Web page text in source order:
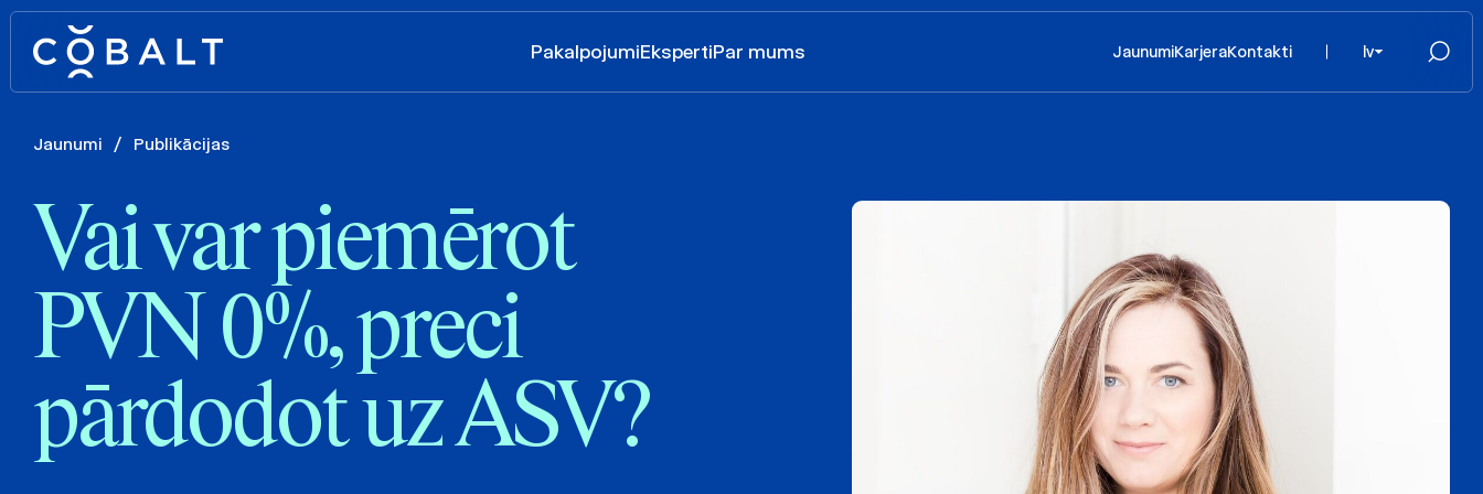
PakalpojumiEkspertiPar mums JaunumiKarjeraKontakti lv
Jaunumi / Publikācijas
Vai var piemērot
PVN 0%, preci
pārdodot uz ASV?